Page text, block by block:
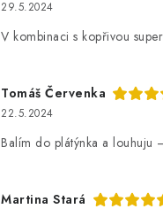
29.5.2024
V kombinaci s kopřivou
Tomáš Červenka
22.5.2024
Balím do plátýnka a louhuju
Martina Stará